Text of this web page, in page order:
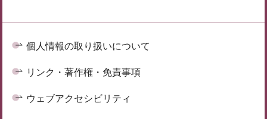
個人情報の取り扱いについて
リンク・著作権・免責事項
ウェブアクセシビリティ